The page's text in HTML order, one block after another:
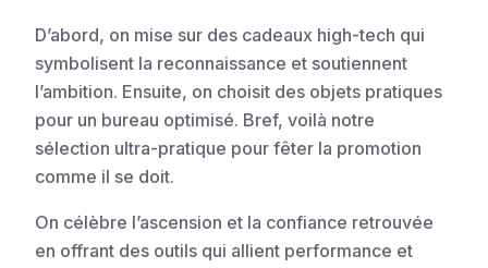
D’abord, on mise sur des cadeaux high-tech qui
symbolisent la reconnaissance et soutiennent
l’ambition. Ensuite, on choisit des objets pratiques
pour un bureau optimisé. Bref, voilà notre
sélection ultra-pratique pour fêter la promotion
comme il se doit.
On célèbre l’ascension et la confiance retrouvée
en offrant des outils qui allient performance et